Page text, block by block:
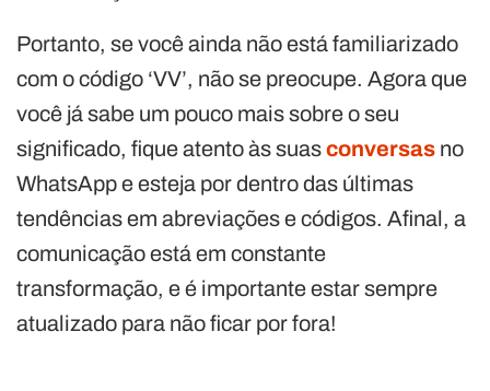
Portanto, se você ainda não está familiarizado
com o código ‘VV’, não se preocupe. Agora que
você já sabe um pouco mais sobre o seu
significado, fique atento às suasconversas no
WhatsApp e esteja por dentro das últimas
tendências em abreviações e códigos. Afinal, a
comunicação está em constante
transformação, e é importante estar sempre
atualizado para não ficar por fora!